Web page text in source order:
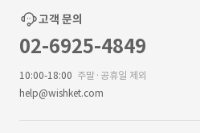
고객 문의
02-6925-4849
10:00-18:00 주말·공휴일 제외
help@wishket.com